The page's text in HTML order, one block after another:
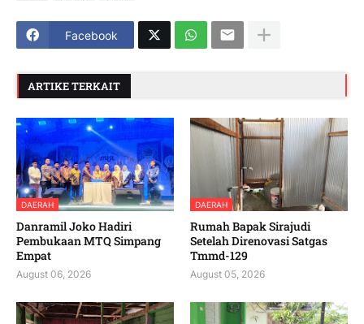
Facebook
ARTIKE TERKAIT
DAERAH
Danramil Joko Hadiri
Pembukaan MTQ Simpang
Empat
August 06, 2026
DAERAH
Rumah Bapak Sirajudi
Setelah Direnovasi Satgas
Tmmd-129
August 05, 2026